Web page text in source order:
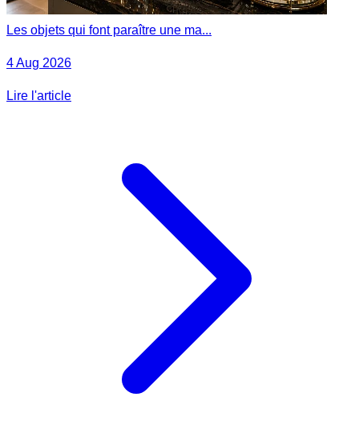
Les objets qui font paraître une ma...
4 Aug 2026
Lire l'article